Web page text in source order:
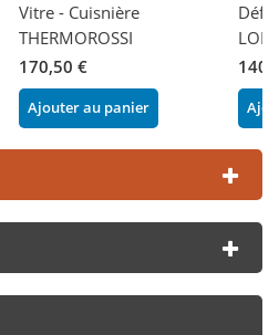
Vitre - Cuisnière
THERMOROSSI
170,50 €
Ajouter au panier